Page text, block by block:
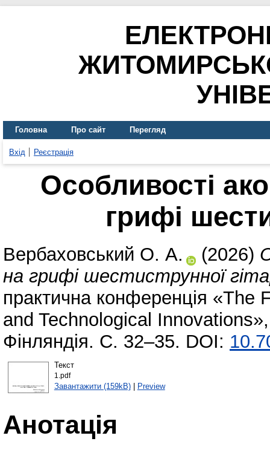
Головна Про сайт Перегляд
Вхід Реєстрація
Особливості
грифі
Вербаховський О. А. (2026)
на грифі шестиструнної
практична конференція
and Technological
Фінляндія. С. 32–35. DOI:
Текст
1.pdf
Завантажити (159kB)| Preview
Анотація